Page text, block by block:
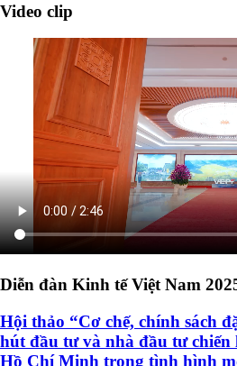
Video clip
Diễn đàn Kinh tế Việt Nam
Hội thảo “Cơ chế, chính sách
hút đầu tư và nhà đầu tư
Hồ Chí Minh trong tình hình